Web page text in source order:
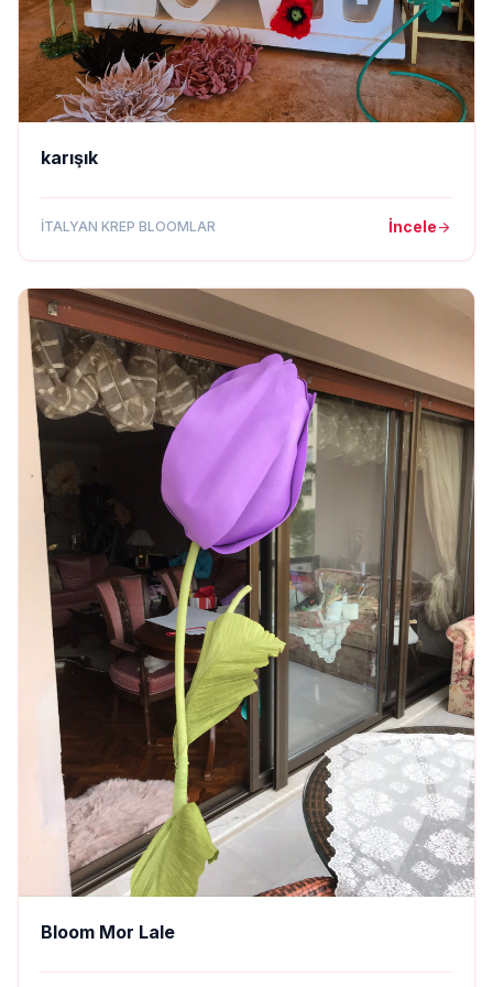
karışık
İTALYAN KREP BLOOMLAR İncelearrow_forward
Bloom Mor Lale